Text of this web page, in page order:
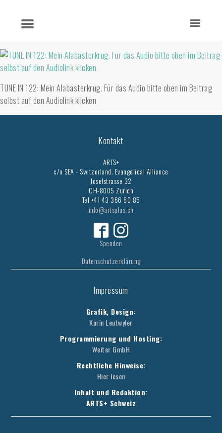
TUNE IN 122: Mein Alabasterkrug. Für das Audio bitte oben im Beitrag
selbst auf den Audiolink klicken
Kontakt
ARTS+
c/o SEA - Switzerland. Evangelical Alliance
Josefstrasse 32
CH-8005 Zurich
Tel +41 43 366 60 85
info@artsplus.ch
Spenden
Datenschutzerklärung
Impressum
Grafik, Design:
Karin Leutwyler
Programmierung und Hosting:
Weiter GmbH
Rechtliche Hinweise:
Hier lesen
Inhalt und Redaktion:
ARTS+ Schweiz